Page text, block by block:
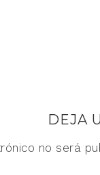
DEJA
no será